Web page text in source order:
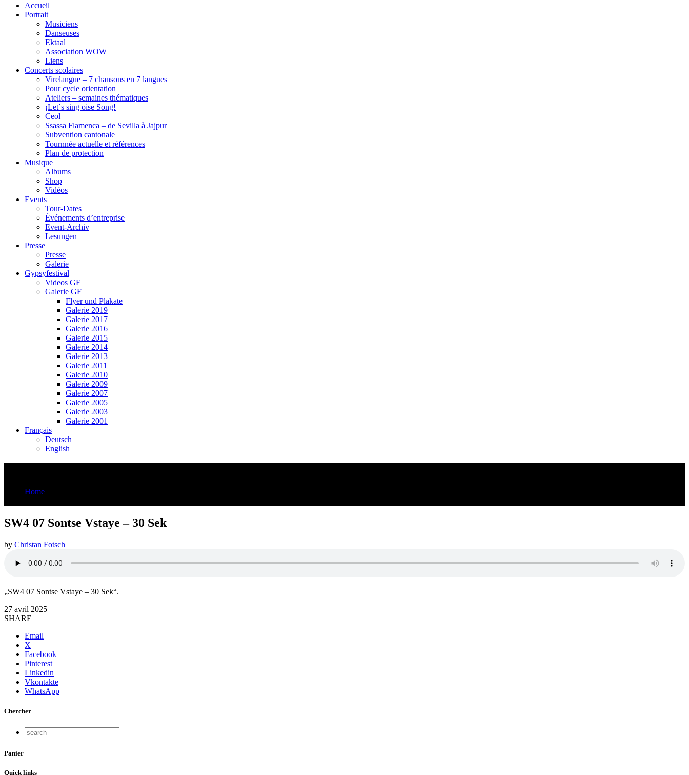
Accueil
Portrait
Musiciens
Danseuses
Ektaal
Association WOW
Liens
Concerts scolaires
Virelangue – 7 chansons en 7 langues
Pour cycle orientation
Ateliers – semaines thématiques
¡Let´s sing oise Song!
Ceol
Ssassa Flamenca – de Sevilla à Jajpur
Subvention cantonale
Tournnée actuelle et références
Plan de protection
Musique
Albums
Shop
Vidéos
Events
Tour-Dates
Événements d’entreprise
Event-Archiv
Lesungen
Presse
Presse
Galerie
Gypsyfestival
Videos GF
Galerie GF
Flyer und Plakate
Galerie 2019
Galerie 2017
Galerie 2016
Galerie 2015
Galerie 2014
Galerie 2013
Galerie 2011
Galerie 2010
Galerie 2009
Galerie 2007
Galerie 2005
Galerie 2003
Galerie 2001
Français
Deutsch
English
Home
SW4 07 Sontse Vstaye – 30 Sek
by Christan Fotsch
„SW4 07 Sontse Vstaye – 30 Sek“.
27 avril 2025
SHARE
Email
X
Facebook
Pinterest
Linkedin
Vkontakte
WhatsApp
Chercher
Panier
Quick links